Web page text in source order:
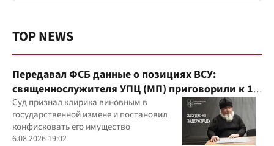
TOP NEWS
Передавал ФСБ данные о позициях ВСУ:
священнослужителя УПЦ (МП) приговорили к 15
годам
Суд признал клирика виновным в
государственной измене и постановил
конфисковать его имущество
6.08.2026 19:02